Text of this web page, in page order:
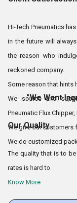
एकमात्र श्रेय हमारे
और अनलोडिंग का काम
पार्टनरशिप फर्म के दो प्रमुख हैं,
लिए आने वाली सभी चुनौतियों
ग्राहक संतुष्टि
हाई-टेक न्यूमेटिक्स ने हमेशा
लिप्त होकर हमें एक प्रसिद्ध
कुछ कारण जो बताते हैं कि
हम केवल गुणवत्ता से निर्मित
Hi-Tech Pneumatics
in the future will
the reason who
reckoned company.
Some reason that hints
We source and
Pneumatic Flux
We give our customers
We do customized
"We Want
Our Quality
The quality that is to
rates is hard to
Know More